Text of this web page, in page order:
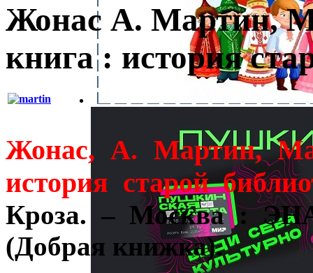
Жонас А. Мартин,
книга : история
Жонас, А. Мартин,
история старой
Кроза. – Москва :
(Добрая книжка).